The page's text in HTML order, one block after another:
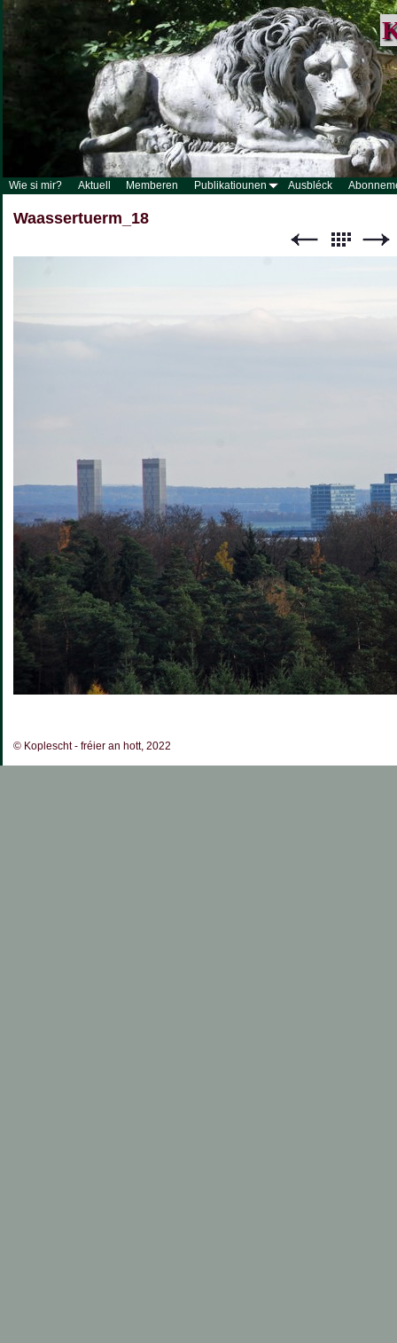
Wie si mir? Aktuell Memberen Publikatiounen Ausbléck
Waassertuerm_18
© Koplescht - fréier an hott, 2022